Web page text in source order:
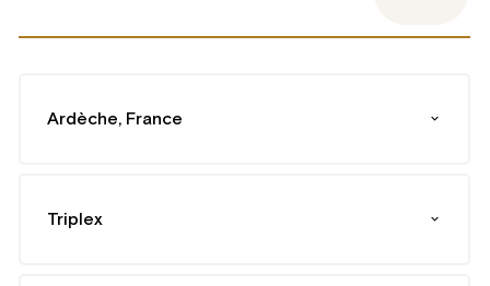
Ardèche, France
Triplex